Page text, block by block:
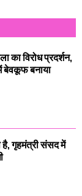
का विरोध प्रदर्शन,
बेवकूफ बनाया
है, गृहमंत्री संसद में